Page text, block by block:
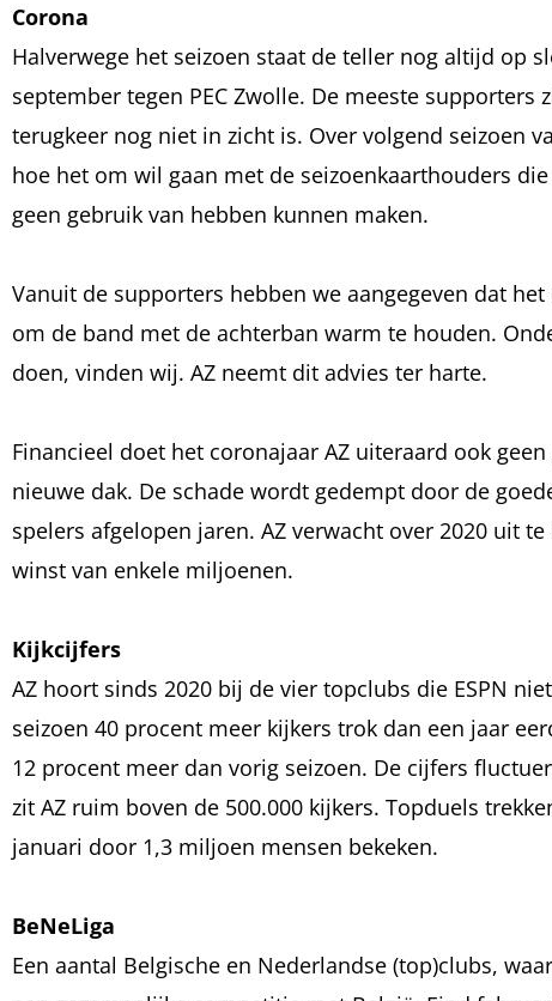
Corona
Halverwege het seizoen staat de teller nog altijd op
september tegen PEC Zwolle. De meeste
terugkeer nog niet in zicht is. Over volgend seizoen
hoe het om wil gaan met de seizoenkaarthouders
geen gebruik van hebben kunnen maken.
Vanuit de supporters hebben we aangegeven dat
om de band met de achterban warm te houden.
doen, vinden wij. AZ neemt dit advies ter harte.
Financieel doet het coronajaar AZ uiteraard ook
nieuwe dak. De schade wordt gedempt door de
spelers afgelopen jaren. AZ verwacht over 2020 uit
winst van enkele miljoenen.
Kijkcijfers
AZ hoort sinds 2020 bij de vier topclubs die ESPN
seizoen 40 procent meer kijkers trok dan een jaar
12 procent meer dan vorig seizoen. De cijfers
zit AZ ruim boven de 500.000 kijkers. Topduels
januari door 1,3 miljoen mensen bekeken.
BeNeLiga
Een aantal Belgische en Nederlandse (top)clubs,